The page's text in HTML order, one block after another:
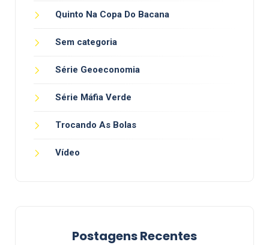
Quinto Na Copa Do Bacana
Sem categoria
Série Geoeconomia
Série Máfia Verde
Trocando As Bolas
Vídeo
Postagens Recentes